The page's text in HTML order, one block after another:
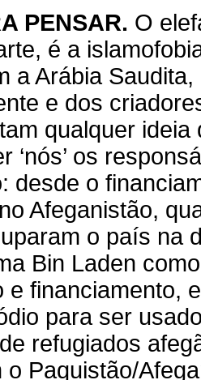
PENSAR. O
é a
a Arábia
e dos
qualquer ideia
‘nós’ os
desde o
Afeganistão,
o país na
Bin Laden
e financiamento,
para ser
refugiados
o Paquistão/